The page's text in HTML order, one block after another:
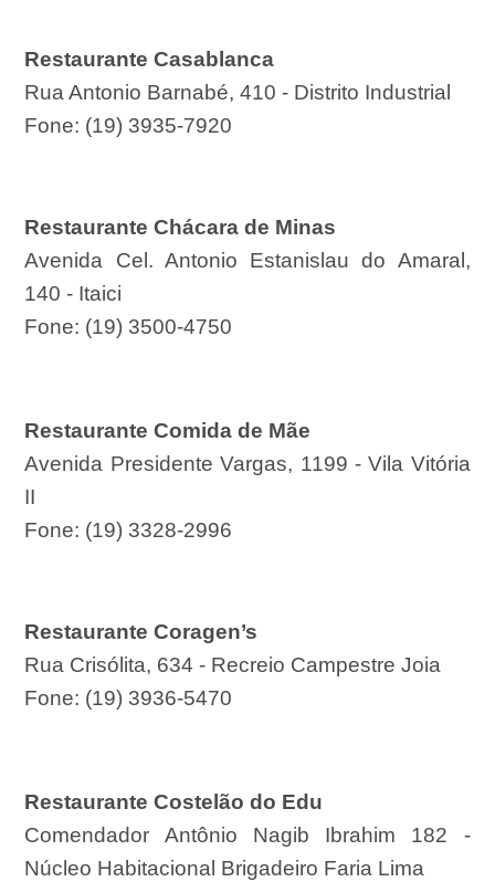
Restaurante Casablanca
Rua Antonio Barnabé, 410 - Distrito Industrial
Fone: (19) 3935-7920
Restaurante Chácara de Minas
Avenida Cel. Antonio Estanislau do Amaral,
140 - Itaici
Fone: (19) 3500-4750
Restaurante Comida de Mãe
Avenida Presidente Vargas, 1199 - Vila Vitória
II
Fone: (19) 3328-2996
Restaurante Coragen’s
Rua Crisólita, 634 - Recreio Campestre Joia
Fone: (19) 3936-5470
Restaurante Costelão do Edu
Comendador Antônio Nagib Ibrahim 182 -
Núcleo Habitacional Brigadeiro Faria Lima